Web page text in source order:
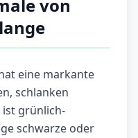
von
eine markante
schlanken
grünlich-
schwarze oder